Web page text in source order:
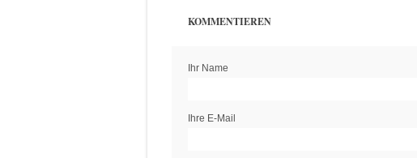
KOMMENTIEREN
Ihr Name
Ihre E-Mail